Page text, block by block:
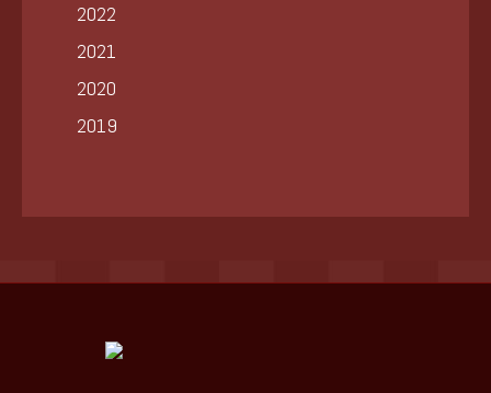
2022
2021
2020
2019